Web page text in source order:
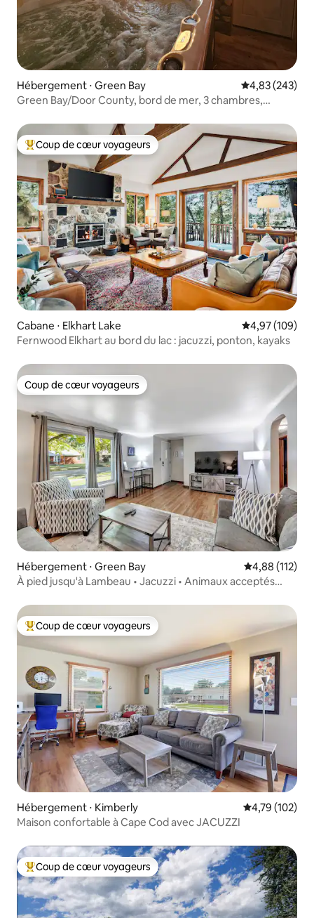
Hébergement ⋅ Green Bay Évaluation
4,83 (243)
Green Bay/Door County, bord de mer, 3 chambres,
Coups de cœur voyageurs les plus appréciés
Coup de cœur voyageurs
Cabane ⋅ Elkhart Lake Évaluation
4,97 (109)
Fernwood Elkhart au bord du lac : jacuzzi, ponton, kayaks
Coup de cœur voyageurs
Coup de cœur voyageurs
Hébergement ⋅ Green Bay Évaluation
4,88 (112)
À pied jusqu'à Lambeau • Jacuzzi • Animaux acceptés
Coups de cœur voyageurs les plus appréciés
Coup de cœur voyageurs
Hébergement ⋅ Kimberly Évaluation
4,79 (102)
Maison confortable à Cape Cod avec JACUZZI
Coups de cœur voyageurs les plus appréciés
Coup de cœur voyageurs